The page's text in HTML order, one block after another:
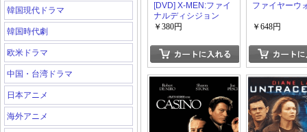
韓国現代ドラマ
韓国時代劇
欧米ドラマ
中国・台湾ドラマ
日本アニメ
海外アニメ
[DVD] X-MEN:ファイ
ナルディシジョン
￥380円
ファイヤーウ
￥648円